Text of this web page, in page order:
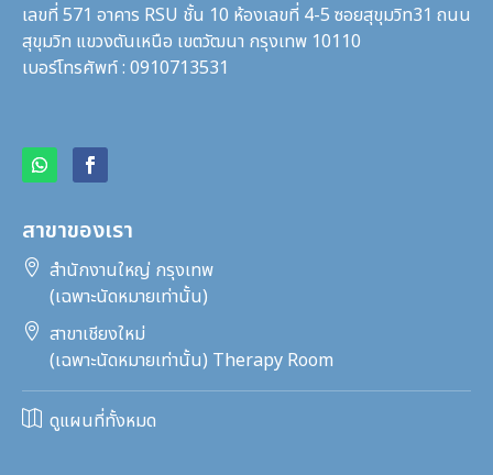
เลขที่ 571 อาคาร RSU ชั้น 10 ห้องเลขที่ 4-5 ซอยสุขุมวิท31 ถนน
สุขุมวิท แขวงตันเหนือ เขตวัฒนา กรุงเทพ 10110
เบอร์โทรศัพท์ : 0910713531
สาขาของเรา
 สำนักงานใหญ่ กรุงเทพ
(เฉพาะนัดหมายเท่านั้น)
 สาขาเชียงใหม่
(เฉพาะนัดหมายเท่านั้น) Therapy Room
 ดูแผนที่ทั้งหมด